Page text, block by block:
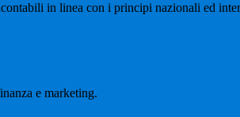
in linea con i principi nazionali ed
e marketing.